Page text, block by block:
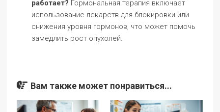
работает? Гормональная терапия включает
использование лекарств для блокировки или
снижения уровня гормонов, что может помочь
замедлить рост опухолей.
Вам также может понравиться...